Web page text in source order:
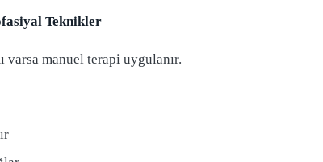
Teknikler
varsa manuel terapi uygulanır.